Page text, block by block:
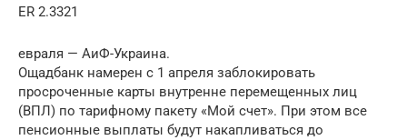
ER 2.3321
евраля — АиФ-Украина.
Ощадбанк намерен с 1 апреля заблокировать
просроченные карты внутренне перемещенных лиц
(ВПЛ) по тарифному пакету «Мой счет». При этом все
пенсионные выплаты будут накапливаться до